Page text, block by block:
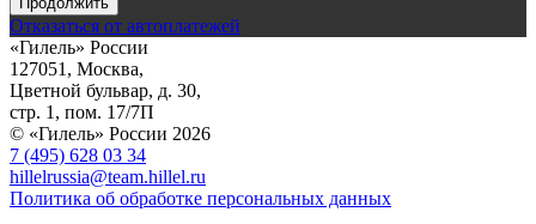
Отказаться от автоплатежей
«Гилель» России
127051, Москва,
Цветной бульвар, д. 30,
стр. 1, пом. 17/7П
© «Гилель» России 2026
7 (495) 628 03 34
hillelrussia@team.hillel.ru
Политика об обработке персональных данных